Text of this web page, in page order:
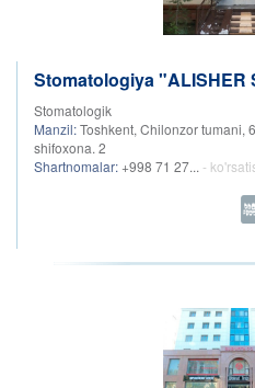
Stomatologiya "ALISHER
Stomatologik
Manzil:Toshkent, Chilonzor tumani,
shifoxona. 2
Shartnomalar: +998 71 27... -